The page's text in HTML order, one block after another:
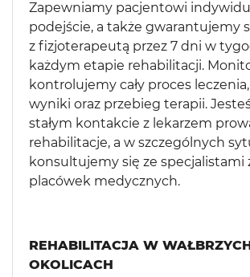
Zapewniamy pacjentowi
podejście, a także gwarantujemy
z fizjoterapeutą przez 7 dni w
każdym etapie rehabilitacji.
kontrolujemy cały proces
wyniki oraz przebieg terapii.
stałym kontakcie z lekarzem
rehabilitacje, a w szczególnych
konsultujemy się ze specjalistami
placówek medycznych.
REHABILITACJA W
OKOLICACH